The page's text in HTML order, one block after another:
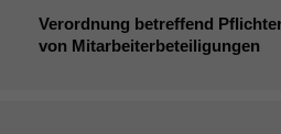
Verordnung betreffend
von Mitarbeiterbeteiligungen